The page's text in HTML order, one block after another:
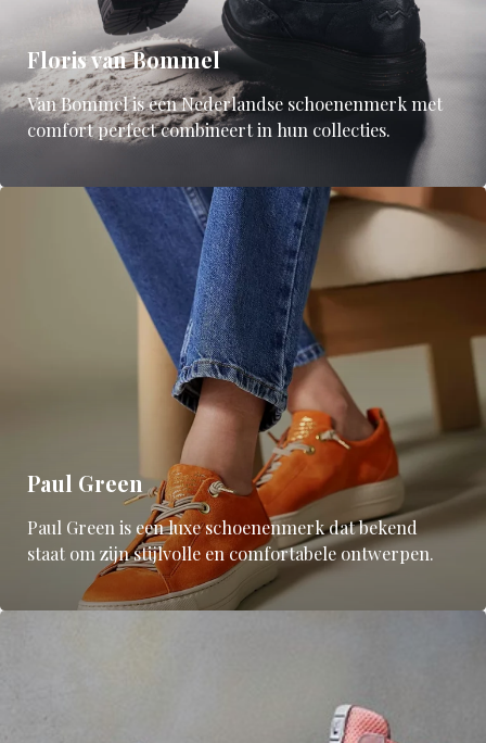
Floris van Bommel
Van Bommel is een Nederlandse schoenenmerk met
comfort perfect combineert in hun collecties.
Paul Green
Paul Green is een luxe schoenenmerk dat bekend
staat om zijn stijlvolle en comfortabele ontwerpen.